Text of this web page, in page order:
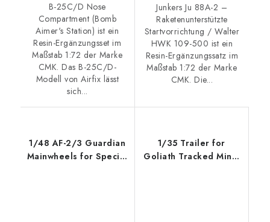
B-25C/D Nose
Compartment (Bomb
Aimer's Station) ist ein
Resin-Ergänzungsset im
Maßstab 1:72 der Marke
CMK. Das B-25C/D-
Modell von Airfix lässt
sich...
Junkers Ju 88A-2 –
Raketenunterstützte
Startvorrichtung / Walter
HWK 109-500 ist ein
Resin-Ergänzungssatz im
Maßstab 1:72 der Marke
CMK. Die...
1/48 AF-2/3 Guardian
Mainwheels for Special
1/35 Trailer for
Goliath Tracked Mine,